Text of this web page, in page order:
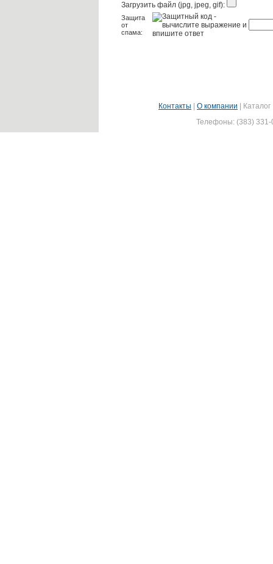
Загрузить файл (jpg, jpeg, gif):
Защита
от
спама:
Контакты О компании Каталог
Телефоны: (383) 331-